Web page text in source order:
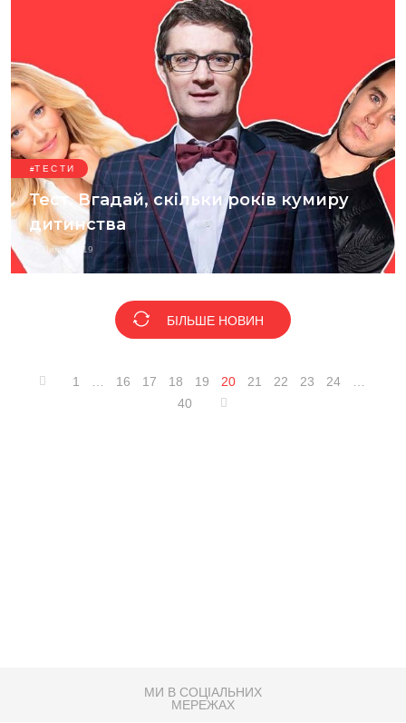
ТЕСТИ
Тест. Вгадай, скільки років кумиру
дитинства
25 Липня 2019
БІЛЬШЕ НОВИН
1 16 17 18 19 20 21 22 23 24
40
МИ В СОЦІАЛЬНИХ
МЕРЕЖАХ